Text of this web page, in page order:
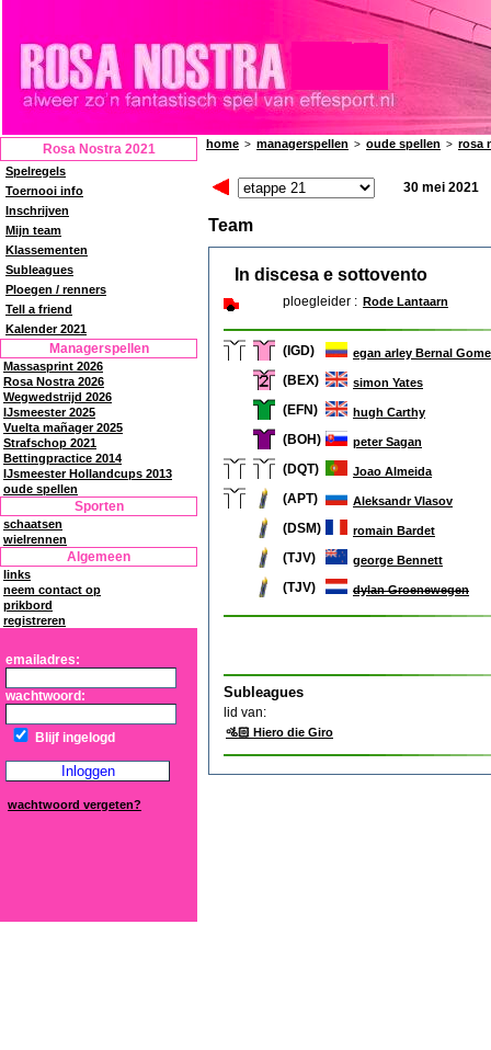
Rosa Nostra 2021
Spelregels
Toernooi info
Inschrijven
Mijn team
Klassementen
Subleagues
Ploegen / renners
Tell a friend
Kalender 2021
Managerspellen
Massasprint 2026
Rosa Nostra 2026
Wegwedstrijd 2026
IJsmeester 2025
Vuelta mañager 2025
Strafschop 2021
Bettingpractice 2014
IJsmeester Hollandcups 2013
oude spellen
Sporten
schaatsen
wielrennen
Algemeen
links
neem contact op
prikbord
registreren
emailadres:
wachtwoord:
Blijf ingelogd
wachtwoord vergeten?
home > managerspellen > oude spellen > rosa
30 mei 2021
Team
In discesa e sottovento
ploegleider : Rode Lantaarn
(IGD) egan arley Bernal
(BEX) simon Yates
(EFN) hugh Carthy
(BOH) peter Sagan
(DQT) Joao Almeida
(APT) Aleksandr Vlasov
(DSM) romain Bardet
(TJV) george Bennett
(TJV) dylan Groenewegen
Subleagues
lid van:
🚵🏻 Hiero die Giro